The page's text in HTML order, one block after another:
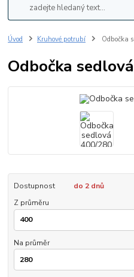
Úvod Kruhové potrubí Odbočka
Odbočka
Dostupnost
do 2 dnů
Z průměru
Na průměr